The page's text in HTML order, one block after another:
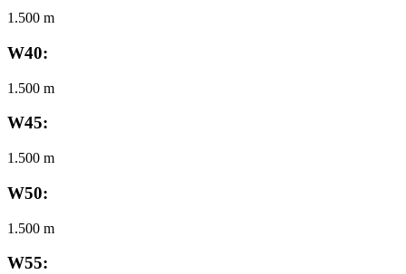
1.500 m
W40:
1.500 m
W45:
1.500 m
W50:
1.500 m
W55: